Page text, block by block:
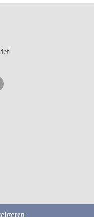
linkedin
op instagram
ons op mastodon